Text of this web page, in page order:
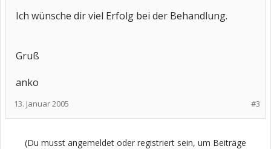
Ich wünsche dir viel Erfolg bei der Behandlung.
Gruß
anko
#3
13. Januar 2005
(Du musst angemeldet oder registriert sein, um Beiträge